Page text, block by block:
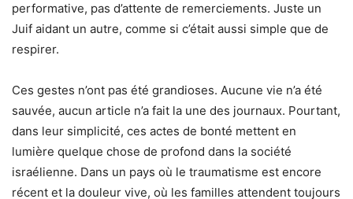
performative, pas d’attente de remerciements. Juste un
Juif aidant un autre, comme si c’était aussi simple que de
respirer.
Ces gestes n’ont pas été grandioses. Aucune vie n’a été
sauvée, aucun article n’a fait la une des journaux. Pourtant,
dans leur simplicité, ces actes de bonté mettent en
lumière quelque chose de profond dans la société
israélienne. Dans un pays où le traumatisme est encore
récent et la douleur vive, où les familles attendent toujours